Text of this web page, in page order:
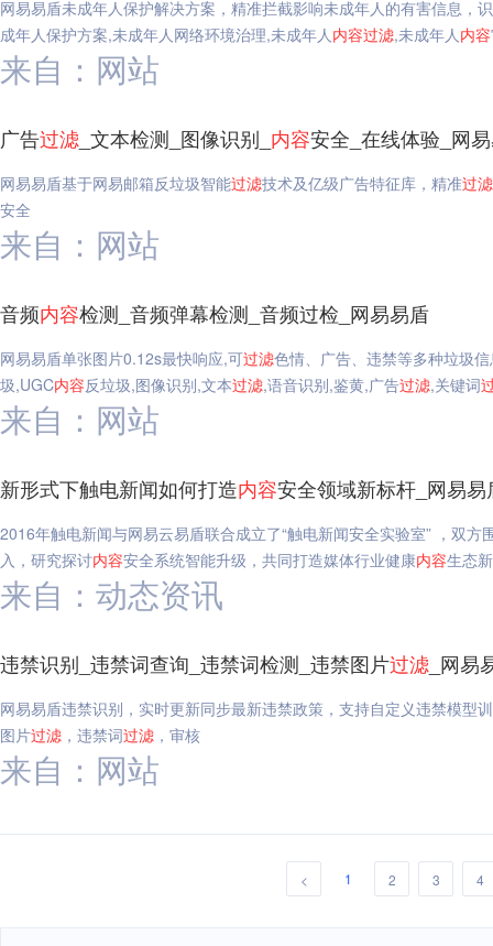
网易易盾未成年人保护解决方案，精准拦截影响未成年人的有害信息
成年人保护方案,未成年人网络环境治理,未成年人内容过滤,未成年人内容
来自：网站
广告过滤 _文本检测_图像识别_ 内容安全_在线体验_网
网易易盾基于网易邮箱反垃圾智能过滤技术及亿级广告特征库，精准过滤
安全
来自：网站
音频内容检测_音频弹幕检测_音频过检_网易易盾
网易易盾单张图片0.12s最快响应,可过滤色情、广告、违禁等多种垃圾
圾,UGC内容反垃圾,图像识别,文本过滤,语音识别,鉴黄,广告过滤,关键词
来自：网站
新形式下触电新闻如何打造内容安全领域新标杆_网易易
2016年触电新闻与网易云易盾联合成立了“触电新闻安全实验室” ，双方
入，研究探讨内容安全系统智能升级，共同打造媒体行业健康内容生态
来自：动态资讯
违禁识别_违禁词查询_违禁词检测_违禁图片过滤 _网易
网易易盾违禁识别，实时更新同步最新违禁政策，支持自定义违禁模型
图片过滤 ，违禁词过滤 ，审核
来自：网站
< 1 2 3 4